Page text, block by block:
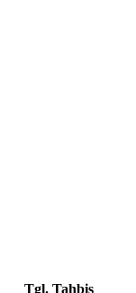
Tgl. Tahbis